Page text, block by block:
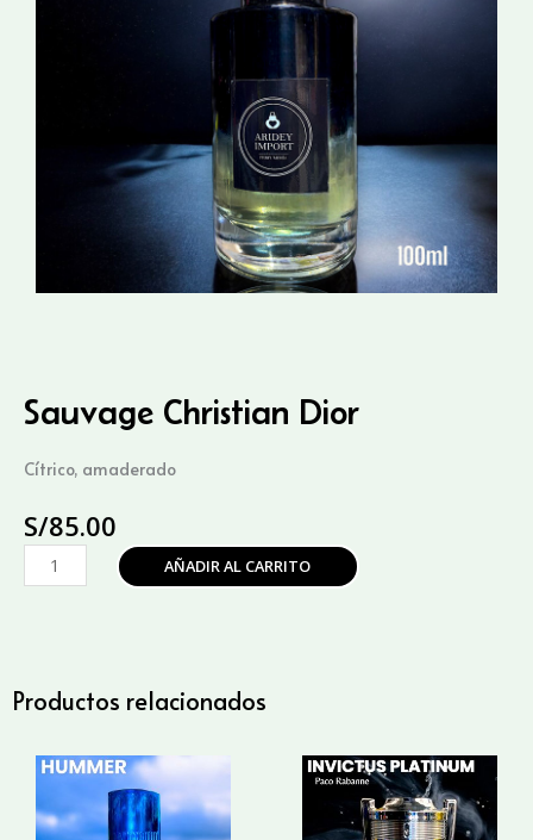
Sauvage Christian Dior
Cítrico, amaderado
S/85.00
Sauvage
Christian
AÑADIR AL CARRITO
Productos relacionados